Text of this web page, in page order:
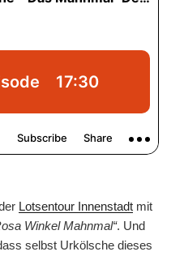
Lotsentour Innenstadt mit
Winkel Mahnmal“. Und
selbst Urkölsche dieses